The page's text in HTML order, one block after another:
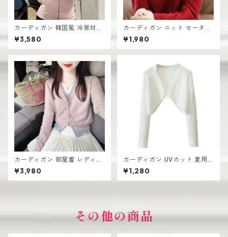
カーディガン 韓国風 冷房対策
ルームウェア レディース 羽織
り
¥3,580
カーディガン ニット セーター
レディース おしゃれ 可愛い シ
ンプル
¥1,980
カーディガン 部屋着 レディー
ス 薄手 高見え シンプル おし
ゃれ 韓国風
¥3,980
カーディガン UVカット 夏用
レディース ざっくり シンプル
おしゃれ
¥1,280
その他の商品